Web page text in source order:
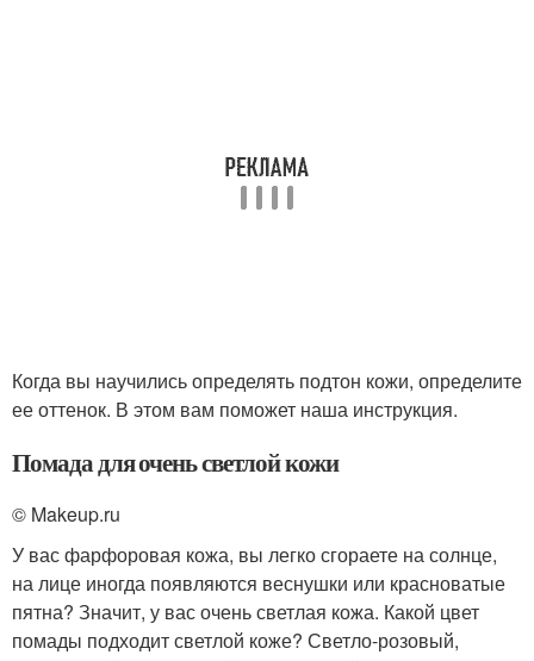
Когда вы научились определять подтон кожи, определите
ее оттенок. В этом вам поможет наша инструкция.
Помада для очень светлой кожи
© Makeup.ru
У вас фарфоровая кожа, вы легко сгораете на солнце,
на лице иногда появляются веснушки или красноватые
пятна? Значит, у вас очень светлая кожа. Какой цвет
помады подходит светлой коже? Светло-розовый,